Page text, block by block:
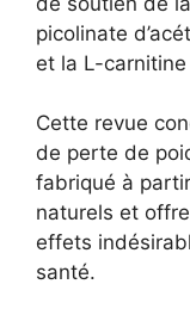
picolinate
et la L-carnitine
Cette revue
de perte de
fabriqué à
naturels et
effets
santé.